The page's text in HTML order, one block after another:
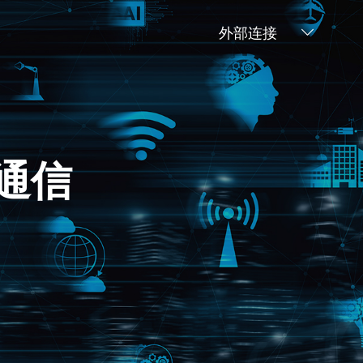
外部连接
信